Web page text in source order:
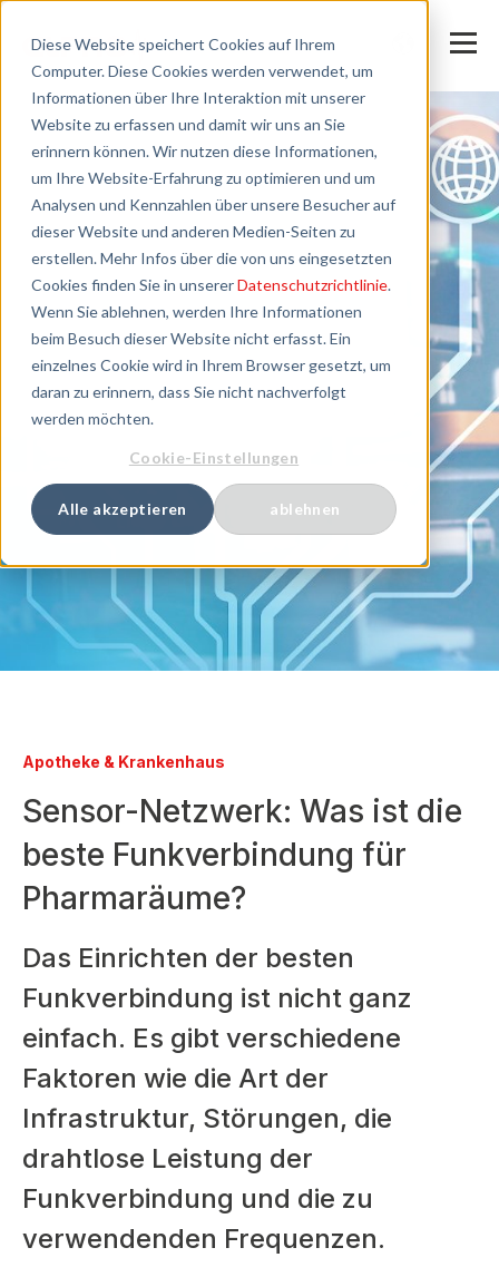
Diese Website speichert Cookies auf Ihrem
Computer. Diese Cookies werden verwendet, um
Informationen über Ihre Interaktion mit unserer
Website zu erfassen und damit wir uns an Sie
erinnern können. Wir nutzen diese Informationen,
um Ihre Website-Erfahrung zu optimieren und um
Analysen und Kennzahlen über unsere Besucher auf
dieser Website und anderen Medien-Seiten zu
erstellen. Mehr Infos über die von uns eingesetzten
Cookies finden Sie in unsererDatenschutzrichtlinie.
Wenn Sie ablehnen, werden Ihre Informationen
beim Besuch dieser Website nicht erfasst. Ein
einzelnes Cookie wird in Ihrem Browser gesetzt, um
daran zu erinnern, dass Sie nicht nachverfolgt
werden möchten.
Cookie-Einstellungen
Alle akzeptieren ablehnen
Apotheke & Krankenhaus
Sensor-Netzwerk: Was ist die
beste Funkverbindung für
Pharmaräume?
Das Einrichten der besten
Funkverbindung ist nicht ganz
einfach. Es gibt verschiedene
Faktoren wie die Art der
Infrastruktur, Störungen, die
drahtlose Leistung der
Funkverbindung und die zu
verwendenden Frequenzen.